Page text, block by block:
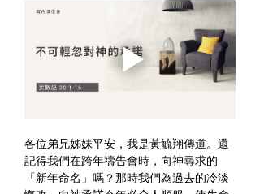
各位弟兄姊妹平安，我是黃毓翔傳道。還
記得我們在跨年禱告會時，向神尋求的
「新年命名」嗎？那時我們為過去的冷淡